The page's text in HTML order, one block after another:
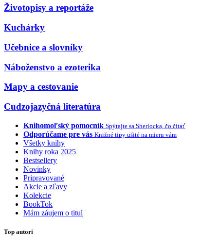
Životopisy a reportáže
Kuchárky
Učebnice a slovníky
Náboženstvo a ezoterika
Mapy a cestovanie
Cudzojazyčná literatúra
Knihomoľský pomocník Spýtajte sa Sherlocka, čo čítať
Odporúčame pre vás Knižné tipy ušité na mieru vám
Všetky knihy
Knihy roka 2025
Bestsellery
Novinky
Pripravované
Akcie a zľavy
Kolekcie
BookTok
Mám záujem o titul
Top autori